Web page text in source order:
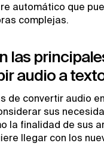
automático que
complejas.
las
audio a
de convertir audio
sus
la finalidad de sus
llegar con los